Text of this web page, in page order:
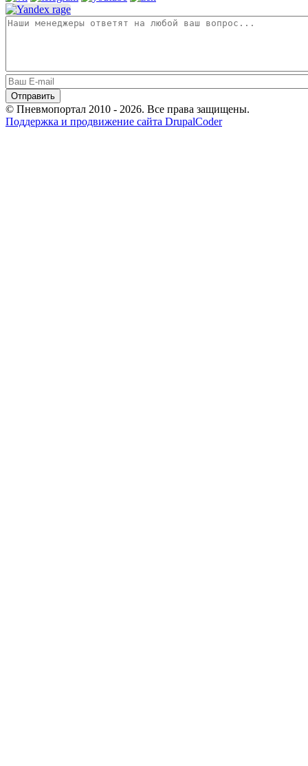
© Пневмопортал 2010 - 2026. Все права защищены.
Поддержка и продвижение сайта DrupalCoder